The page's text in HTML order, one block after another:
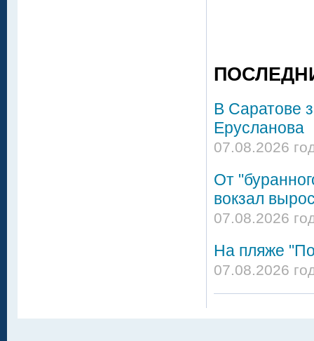
В Саратове
Ерусланова
07.08.2026
От
вокзал
07.08.2026
На пляже
07.08.2026